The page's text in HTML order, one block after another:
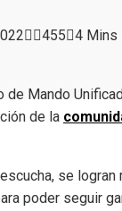
455 4 Mins
de Mando
de la
se
poder seguir